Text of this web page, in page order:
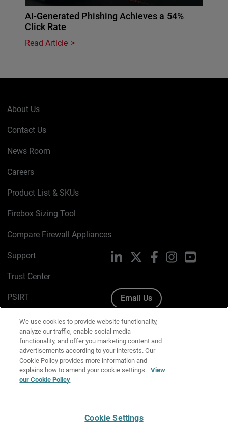
AI-Generated Phishing Achieves a 54%
Click Rate
Read Article
About Us
Contact Us
News Room
Careers
Product List & SKUs
Firebox Sizing Tool
Compare Firewall Appliances
Support
Trust Center
PSIRT
Cookie Policy
Privacy Policy
Media & Brand Kit
Manage Email Preferences
LinkedIn FacebookInstagramYouTube
Email Us
We use cookies to provide website functionality,
analyze our traffic, enable social media
functionality, and offer you marketing content and
advertisements according to your interests. Our
Cookie Policy provides more information and
explains how to amend your cookie settings. View
our Cookie Policy
Cookie Settings